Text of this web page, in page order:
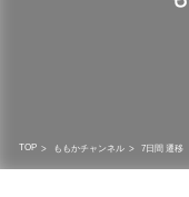
TOP > ももかチャンネル > 7日間 遷移